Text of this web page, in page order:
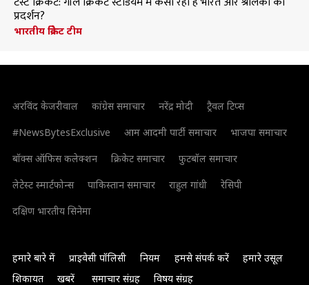
प्रदर्शन?
भारतीय क्रिकेट टीम
अरविंद केजरीवाल कांग्रेस समाचार नरेंद्र मोदी
ट्रैवल टिप्स
#NewsBytesExclusive
आम आदमी पार्टी समाचार
भाजपा समाचार
बॉक्स ऑफिस कलेक्शन
क्रिकेट समाचार
फुटबॉल समाचार
लेटेस्ट स्मार्टफोन्स
पाकिस्तान समाचार राहुल गांधी
रेसिपी
दक्षिण भारतीय सिनेमा
हमारे बारे में प्राइवेसी पॉलिसी नियम हमसे संपर्क करें
हमारे उसूल
शिकायत
खबरें समाचार संग्रह विषय संग्रह